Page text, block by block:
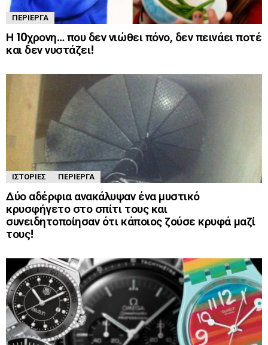
ΠΕΡΊΕΡΓΑ
Η 10χρονη… που δεν νιώθει πόνο, δεν πεινάει ποτέ
και δεν νυστάζει!
ΙΣΤΟΡΊΕΣ ΠΕΡΊΕΡΓΑ
Δύο αδέρφια ανακάλυψαν ένα μυστικό
κρυσφήγετο στο σπίτι τους και
συνειδητοποίησαν ότι κάποιος ζούσε κρυφά μαζί
τους!